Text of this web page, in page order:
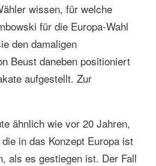
wissen, für welche
für die Europa-Wahl
den damaligen
Beust daneben positioniert
aufgestellt. Zur
ähnlich wie vor 20 Jahren,
in das Konzept Europa ist
als es gestiegen ist. Der Fall